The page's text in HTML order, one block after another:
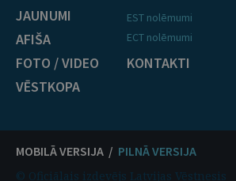
JAUNUMI
AFIŠA
FOTO / VIDEO
VĒSTKOPA
EST nolēmumi
ECT nolēmumi
KONTAKTI
MOBILĀ VERSIJA / PILNĀ VERSIJA
© Oficiālais izdevējs Latvijas Vēstnesis